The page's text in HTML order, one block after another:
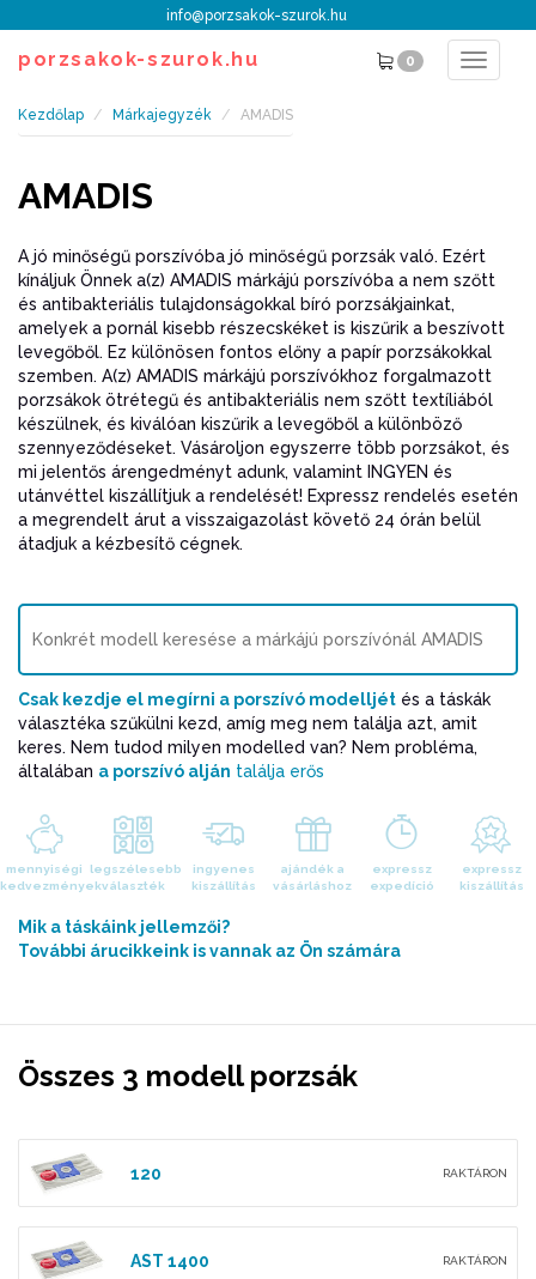
info@porzsakok-szurok.hu
porzsakok-szurok.hu 0
Toggle
Kezdőlap Márkajegyzék AMADIS
AMADIS
A jó minőségű porszívóba jó minőségű porzsák való. Ezért
kínáljuk Önnek a(z) AMADIS márkájú porszívóba a nem szőtt
és antibakteriális tulajdonságokkal bíró porzsákjainkat,
amelyek a pornál kisebb részecskéket is kiszűrik a beszívott
levegőből. Ez különösen fontos előny a papír porzsákokkal
szemben. A(z) AMADIS márkájú porszívókhoz forgalmazott
porzsákok ötrétegű és antibakteriális nem szőtt textíliából
készülnek, és kiválóan kiszűrik a levegőből a különböző
szennyeződéseket. Vásároljon egyszerre több porzsákot, és
mi jelentős árengedményt adunk, valamint INGYEN és
utánvéttel kiszállítjuk a rendelését! Expressz rendelés esetén
a megrendelt árut a visszaigazolást követő 24 órán belül
átadjuk a kézbesítő cégnek.
Csak kezdje el megírni a porszívó modelljét és a táskák
választéka szűkülni kezd, amíg meg nem találja azt, amit
keres. Nem tudod milyen modelled van? Nem probléma,
általában a porszívó alján találja erős
mennyiségi
kedvezmények
legszélesebb
választék
ingyenes
kiszállítás
ajándék a
vásárláshoz
expressz
expedíció
expressz
kiszállítás
Mik a táskáink jellemzői?
További árucikkeink is vannak az Ön számára
Összes 3 modell porzsák
120 RAKTÁRON
AST 1400 RAKTÁRON